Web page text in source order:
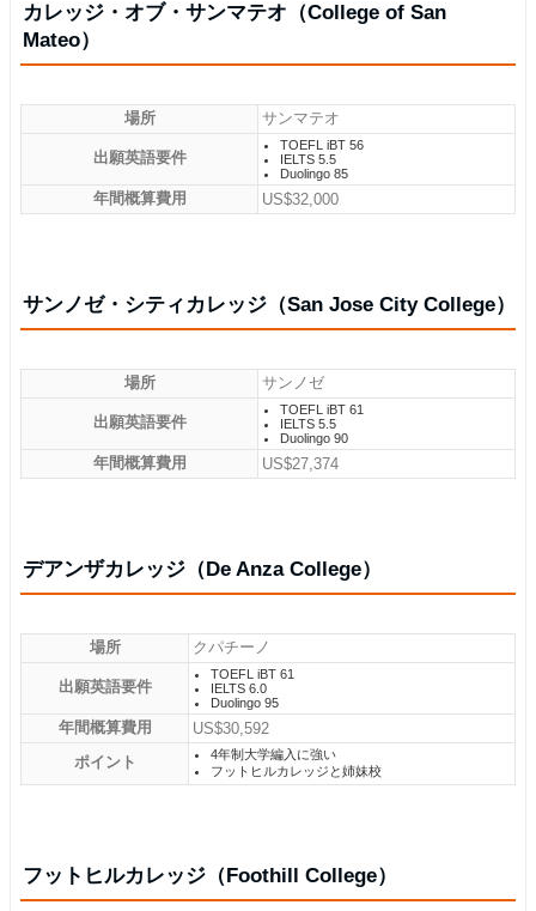
カレッジ・オブ・サンマテオ（College of San
Mateo）
場所 サンマテオ
出願英語要件
TOEFL iBT 56
IELTS 5.5
Duolingo 85
年間概算費用 US$32,000
サンノゼ・シティカレッジ（San Jose City College）
場所 サンノゼ
出願英語要件
TOEFL iBT 61
IELTS 5.5
Duolingo 90
年間概算費用 US$27,374
デアンザカレッジ（De Anza College）
場所 クパチーノ
出願英語要件
TOEFL iBT 61
IELTS 6.0
Duolingo 95
年間概算費用
US$30,592
ポイント
4年制大学編入に強い
フットヒルカレッジと姉妹校
フットヒルカレッジ（Foothill College）